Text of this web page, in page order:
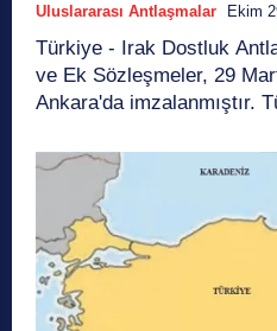
Uluslararası Antlaşmalar Ekim
Türkiye - Irak Dostluk
ve Ek Sözleşmeler, 29
Ankara'da imzalanmıştır.